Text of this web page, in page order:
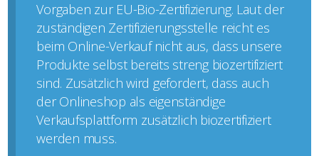
Vorgaben zur EU-Bio-Zertifizierung. Laut der
zuständigen Zertifizierungsstelle reicht es
beim Online-Verkauf nicht aus, dass unsere
Produkte selbst bereits streng biozertifiziert
sind. Zusätzlich wird gefordert, dass auch
der Onlineshop als eigenständige
Verkaufsplattform zusätzlich biozertifiziert
werden muss.